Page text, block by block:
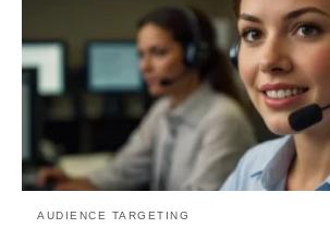
AUDIENCE TARGETING